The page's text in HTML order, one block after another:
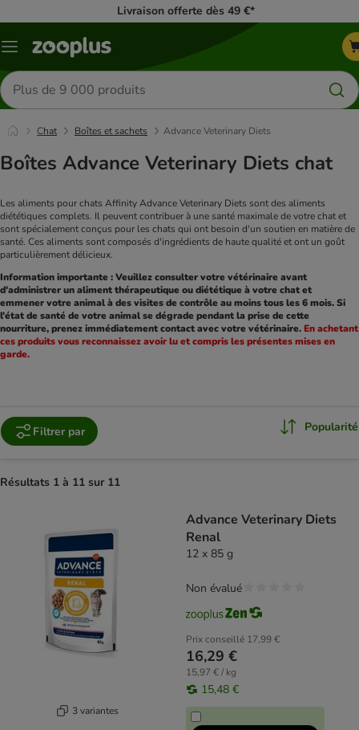
Livraison offerte dès 49 €*
Menu
Rechercher
des
produits
Chat Boîtes et sachets Advance Veterinary Diets
Boîtes Advance Veterinary Diets chat
Les aliments pour chats Affinity Advance Veterinary Diets sont des aliments
diététiques complets. Il peuvent contribuer à une santé maximale de votre chat et
sont spécialement conçus pour les chats qui ont besoin d'un soutien en matière de
santé. Ces aliments sont composés d'ingrédients de haute qualité et ont un goût
particulièrement délicieux.
Information importante : Veuillez consulter votre vétérinaire avant
d'administrer un aliment thérapeutique ou diététique à votre chat et
emmener votre animal à des visites de contrôle au moins tous les 6 mois. Si
l'état de santé de votre animal se dégrade pendant la prise de cette
nourriture, prenez immédiatement contact avec votre vétérinaire. En achetant
ces produits vous reconnaissez avoir lu et compris les présentes mises en
garde.
Filtrer par Popularité
Résultats 1 à 11 sur 11
3 variantes
Advance Veterinary Diets
Renal
12 x 85 g
Prix conseillé 17,99 €
16,29 €
15,97 € / kg
15,48 €
Non évalué